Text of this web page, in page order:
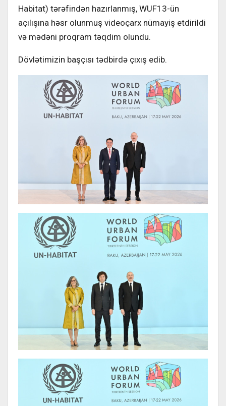
Habitat) tərəfindən hazırlanmış, WUF13-ün
açılışına həsr olunmuş videoçarx nümayiş etdirildi
və mədəni proqram təqdim olundu.
Dövlətimizin başçısı tədbirdə çıxış edib.